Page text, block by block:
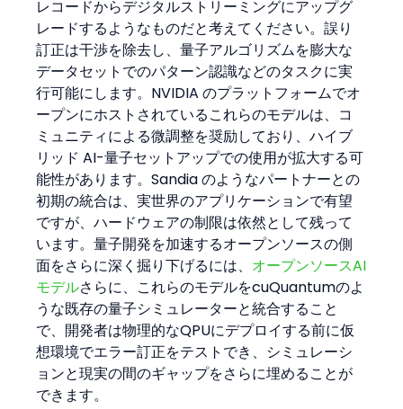
レコードからデジタルストリーミングにアップグ
レードするようなものだと考えてください。誤り
訂正は干渉を除去し、量子アルゴリズムを膨大な
データセットでのパターン認識などのタスクに実
行可能にします。NVIDIA のプラットフォームでオ
ープンにホストされているこれらのモデルは、コ
ミュニティによる微調整を奨励しており、ハイブ
リッド AI-量子セットアップでの使用が拡大する可
能性があります。Sandia のようなパートナーとの
初期の統合は、実世界のアプリケーションで有望
ですが、ハードウェアの制限は依然として残って
います。量子開発を加速するオープンソースの側
面をさらに深く掘り下げるには、 オープンソースAI
モデルさらに、これらのモデルをcuQuantumのよ
うな既存の量子シミュレーターと統合すること
で、開発者は物理的なQPUにデプロイする前に仮
想環境でエラー訂正をテストでき、シミュレーシ
ョンと現実の間のギャップをさらに埋めることが
できます。